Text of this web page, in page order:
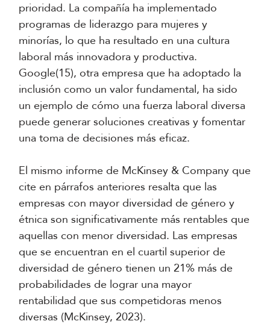
prioridad. La compañía ha implementado
programas de liderazgo para mujeres y
minorías, lo que ha resultado en una cultura
laboral más innovadora y productiva.
Google(15), otra empresa que ha adoptado la
inclusión como un valor fundamental, ha sido
un ejemplo de cómo una fuerza laboral diversa
puede generar soluciones creativas y fomentar
una toma de decisiones más eficaz.
El mismo informe de McKinsey & Company que
cite en párrafos anteriores resalta que las
empresas con mayor diversidad de género y
étnica son significativamente más rentables que
aquellas con menor diversidad. Las empresas
que se encuentran en el cuartil superior de
diversidad de género tienen un 21% más de
probabilidades de lograr una mayor
rentabilidad que sus competidoras menos
diversas (McKinsey, 2023).